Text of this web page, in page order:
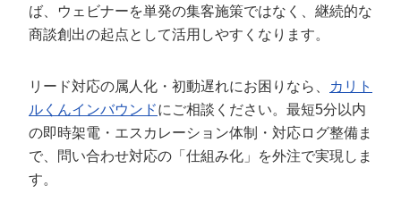
ば、ウェビナーを単発の集客施策ではなく、継続的な
商談創出の起点として活用しやすくなります。
リード対応の属人化・初動遅れにお困りなら、
カリト
ルくんインバウンドにご相談ください。最短5分以内
の即時架電・エスカレーション体制・対応ログ整備ま
で、問い合わせ対応の「仕組み化」を外注で実現しま
す。